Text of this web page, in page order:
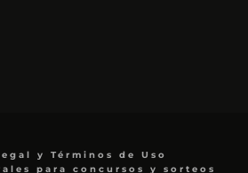
y Términos de Uso
para concursos y sorteos